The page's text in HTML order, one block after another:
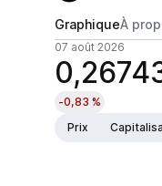
GraphiqueÀ
07 août 2026
-0,83 %
Prix